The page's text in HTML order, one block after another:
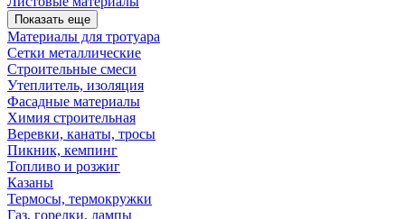
Показать еще
Материалы для тротуара
Сетки металлические
Строительные смеси
Утеплитель, изоляция
Фасадные материалы
Химия строительная
Веревки, канаты, тросы
Пикник, кемпинг
Топливо и розжиг
Казаны
Термосы, термокружки
Газ, горелки, лампы